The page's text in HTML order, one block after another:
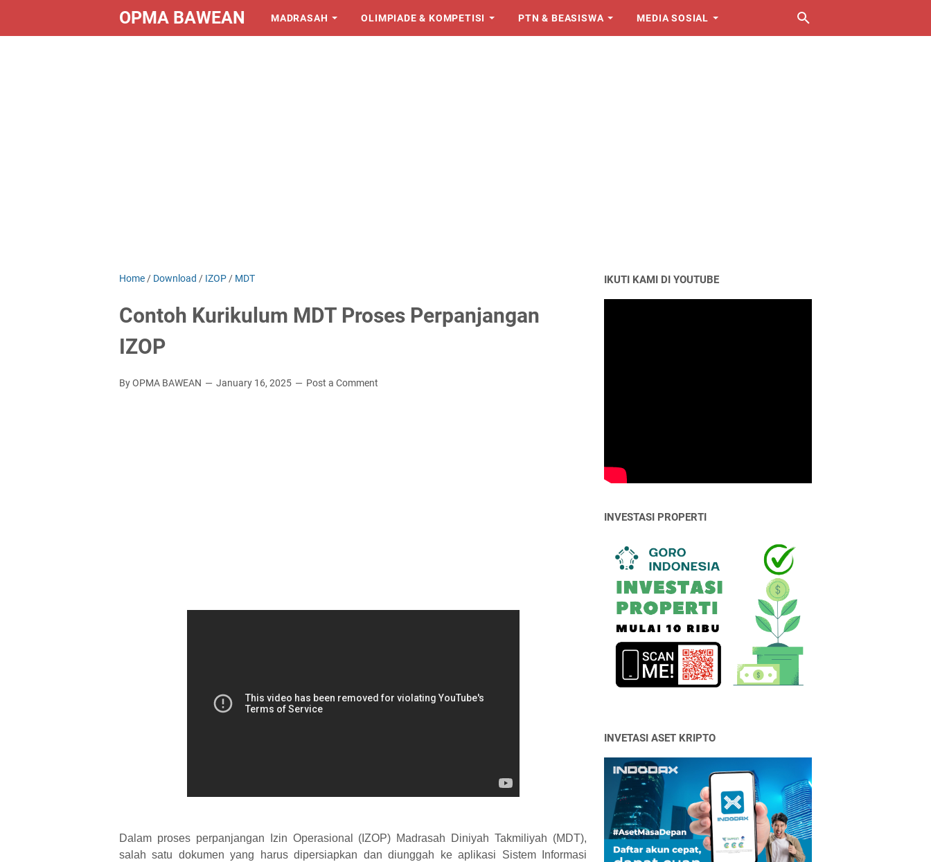
OPMA BAWEAN MADRASAH OLIMPIADE & KOMPETISI PTN & BEASISWA MEDIA SOSIAL
Home / Download / IZOP / MDT
Contoh Kurikulum MDT Proses Perpanjangan
IZOP
By OPMA BAWEAN January 16, 2025 Post a Comment
Dalam proses perpanjangan Izin Operasional (IZOP) Madrasah Diniyah Takmiliyah (MDT),
salah satu dokumen yang harus dipersiapkan dan diunggah ke aplikasi Sistem Informasi
IKUTI KAMI DI YOUTUBE
INVESTASI PROPERTI
INVETASI ASET KRIPTO